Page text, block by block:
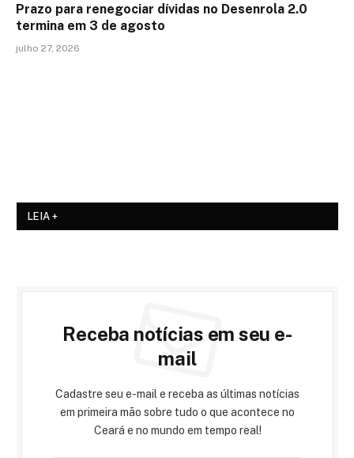
Prazo para renegociar dívidas no Desenrola 2.0
termina em 3 de agosto
julho 27, 2026
LEIA +
Receba notícias em seu e-
mail
Cadastre seu e-mail e receba as últimas notícias
em primeira mão sobre tudo o que acontece no
Ceará e no mundo em tempo real!